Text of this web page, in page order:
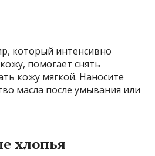
который интенсивно
помогает снять
кожу мягкой. Наносите
масла после умывания или
хлопья